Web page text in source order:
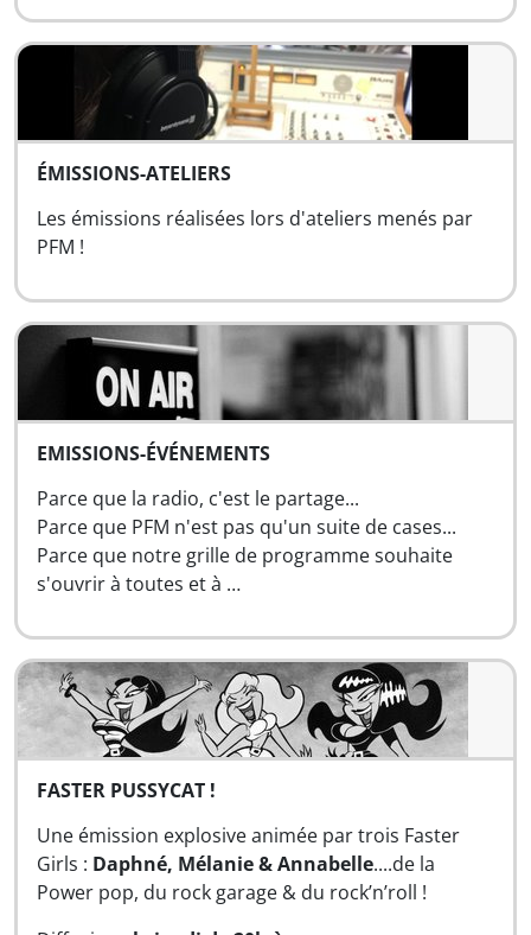
ÉMISSIONS-ATELIERS
Les émissions réalisées lors d'ateliers menés par
PFM !
EMISSIONS-ÉVÉNEMENTS
Parce que la radio, c'est le partage...
Parce que PFM n'est pas qu'un suite de cases...
Parce que notre grille de programme souhaite
s'ouvrir à toutes et à …
FASTER PUSSYCAT !
Une émission explosive animée par trois Faster
Girls : Daphné, Mélanie & Annabelle....de la
Power pop, du rock garage & du rock’n’roll !